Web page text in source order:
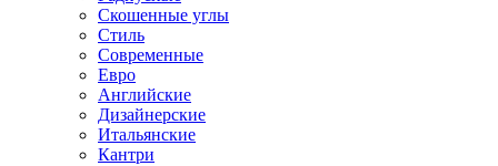
Скошенные углы
Стиль
Современные
Евро
Английские
Дизайнерские
Итальянские
Кантри